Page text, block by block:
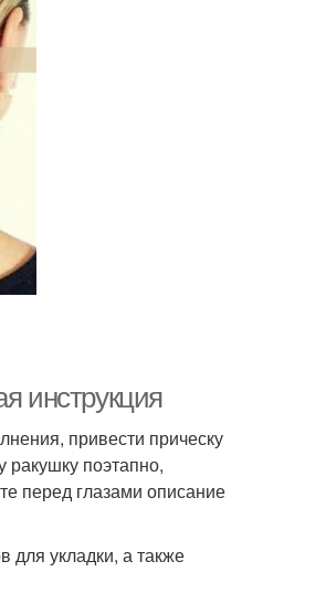
инструкция
привести прическу
ракушку поэтапно,
перед глазами описание
для укладки, а также